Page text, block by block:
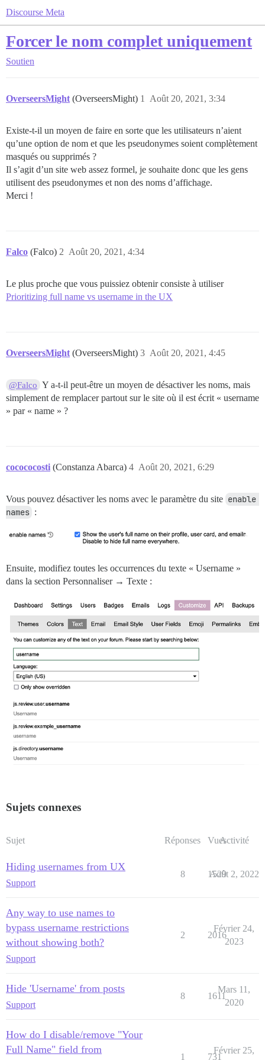
Discourse Meta
Forcer le nom complet uniquement
Soutien
OverseersMight (OverseersMight) Août 20, 2021, 3:34
1
Existe-t-il un moyen de faire en sorte que les utilisateurs n’aient
qu’une option de nom et que les pseudonymes soient complètement
masqués ou supprimés ?
Il s’agit d’un site web assez formel, je souhaite donc que les gens
utilisent des pseudonymes et non des noms d’affichage.
Merci !
Falco (Falco) Août 20, 2021, 4:34
2
Le plus proche que vous puissiez obtenir consiste à utiliser
Prioritizing full name vs username in the UX
OverseersMight (OverseersMight) Août 20, 2021, 4:45
3
@Falco Y a-t-il peut-être un moyen de désactiver les noms, mais
simplement de remplacer partout sur le site où il est écrit « username
» par « name » ?
cocococosti (Constanza Abarca) Août 20, 2021, 6:29
4
Vous pouvez désactiver les noms avec le paramètre du site enable
names :
Ensuite, modifiez toutes les occurrences du texte « Username »
dans la section Personnaliser → Texte :
Sujets connexes
Sujet Réponses VuesActivité
Hiding usernames from UX
Support
8 1529
Août 2, 2022
Any way to use names to
bypass username restrictions
without showing both?
Support
2 2016
Février 24,
2023
Hide 'Username' from posts
Support
8 1611
Mars 11,
2020
How do I disable/remove "Your
Full Name" field from
1 731
Février 25,